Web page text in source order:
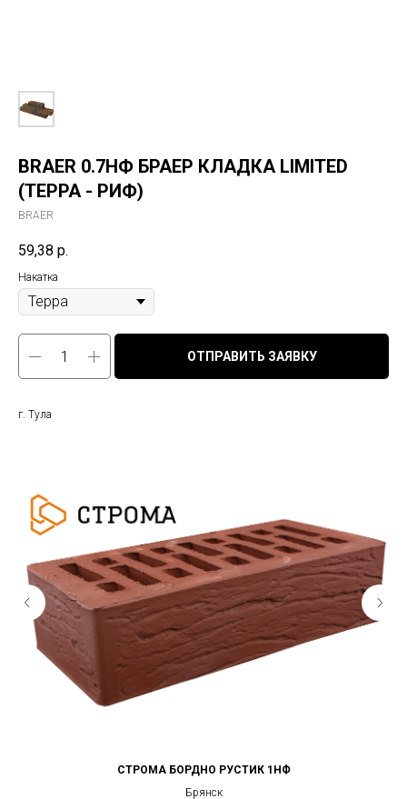
BRAER 0.7НФ БРАЕР КЛАДКА LIMITED
(ТЕРРА - РИФ)
BRAER
59,38 р.
Накатка
ОТПРАВИТЬ ЗАЯВКУ
г. Тула
СТРОМА БОРДНО РУСТИК 1НФ
Брянск